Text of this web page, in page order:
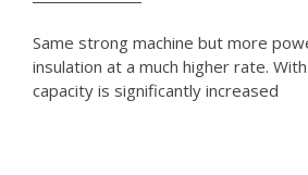
Same strong machine but more
insulation at a much higher rate.
capacity is significantly increased